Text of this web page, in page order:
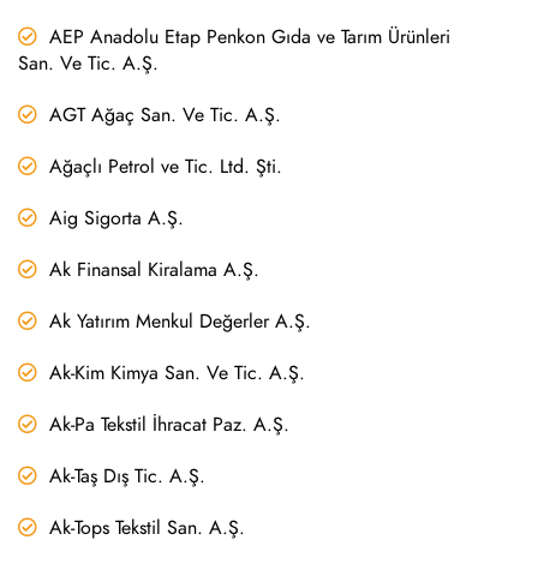
AEP Anadolu Etap Penkon Gıda ve Tarım Ürünleri
San. Ve Tic. A.Ş.
AGT Ağaç San. Ve Tic. A.Ş.
Ağaçlı Petrol ve Tic. Ltd. Şti.
Aig Sigorta A.Ş.
Ak Finansal Kiralama A.Ş.
Ak Yatırım Menkul Değerler A.Ş.
Ak-Kim Kimya San. Ve Tic. A.Ş.
Ak-Pa Tekstil İhracat Paz. A.Ş.
Ak-Taş Dış Tic. A.Ş.
Ak-Tops Tekstil San. A.Ş.